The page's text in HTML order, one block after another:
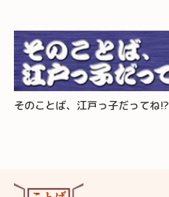
そのことば、江戸っ子だってね!?